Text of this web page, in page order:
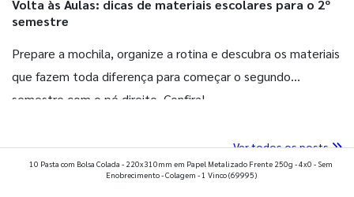
Volta às Aulas: dicas de materiais escolares para o 2º
semestre
Prepare a mochila, organize a rotina e descubra os materiais
que fazem toda diferença para começar o segundo
semestre com o pé direito. Confira!
Ver todos os posts
10 Pasta com Bolsa Colada - 220x310mm em Papel Metalizado Frente 250g - 4x0 - Sem
Enobrecimento - Colagem - 1 Vinco(69995)